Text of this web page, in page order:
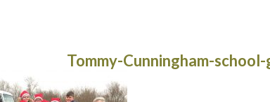
Tommy-Cunningham-